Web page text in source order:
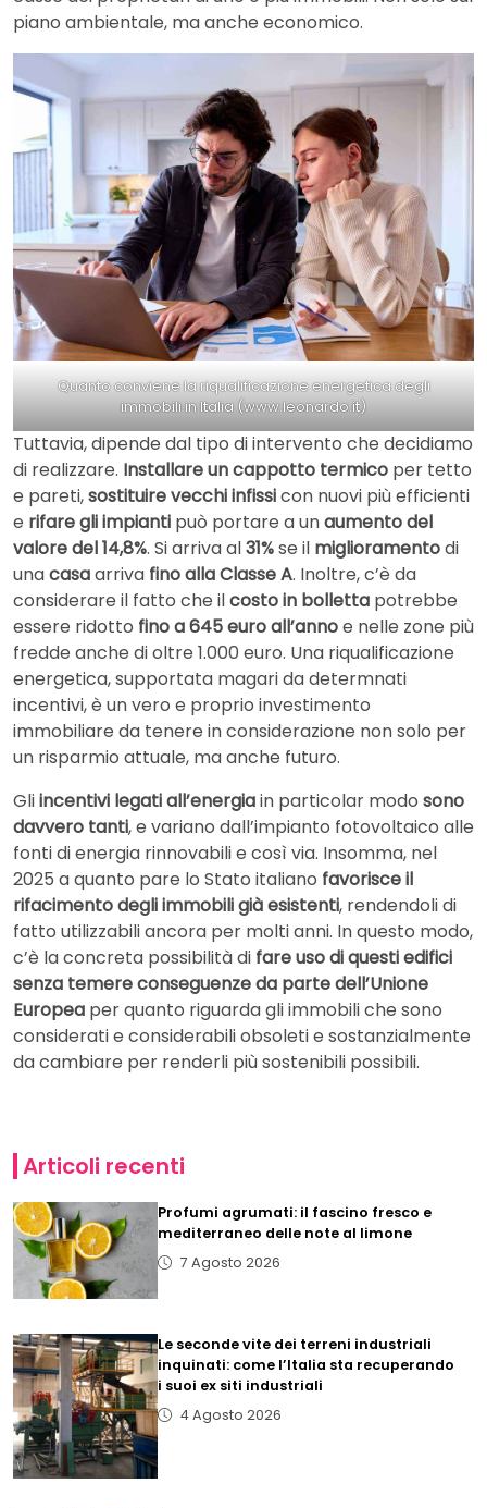
piano ambientale, ma anche economico.
Quanto conviene la riqualificazione energetica degli
immobili in Italia (www.leonardo.it)
Tuttavia, dipende dal tipo di intervento che decidiamo
di realizzare. Installare un cappotto termico per tetto
e pareti,sostituire vecchi infissicon nuovi più efficienti
e rifare gli impianti può portare a unaumento del
valore del 14,8%. Si arriva al31%se il miglioramentodi
unacasaarriva fino alla Classe A. Inoltre, c’è da
considerare il fatto che ilcosto in bolletta potrebbe
essere ridotto fino a 645 euro all’annoe nelle zone più
fredde anche di oltre 1.000 euro. Una riqualificazione
energetica, supportata magari da determnati
incentivi, è un vero e proprio investimento
immobiliare da tenere in considerazione non solo per
un risparmio attuale, ma anche futuro.
Gliincentivi legati all’energiain particolar modo sono
davvero tanti, e variano dall’impianto fotovoltaico alle
fonti di energia rinnovabili e così via. Insomma, nel
2025 a quanto pare lo Stato italiano favorisce il
rifacimento degli immobili già esistenti, rendendoli di
fatto utilizzabili ancora per molti anni. In questo modo,
c’è la concreta possibilità di fare uso di questi edifici
senza temere conseguenze da parte dell’Unione
Europea per quanto riguarda gli immobili che sono
considerati e considerabili obsoleti e sostanzialmente
da cambiare per renderli più sostenibili possibili.
Articoli recenti
Profumi agrumati: il fascino fresco e
mediterraneo delle note al limone
7 Agosto 2026
Le seconde vite dei terreni industriali
inquinati: come l’Italia sta recuperando
i suoi ex siti industriali
4 Agosto 2026